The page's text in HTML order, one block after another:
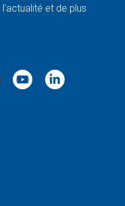
et de plus